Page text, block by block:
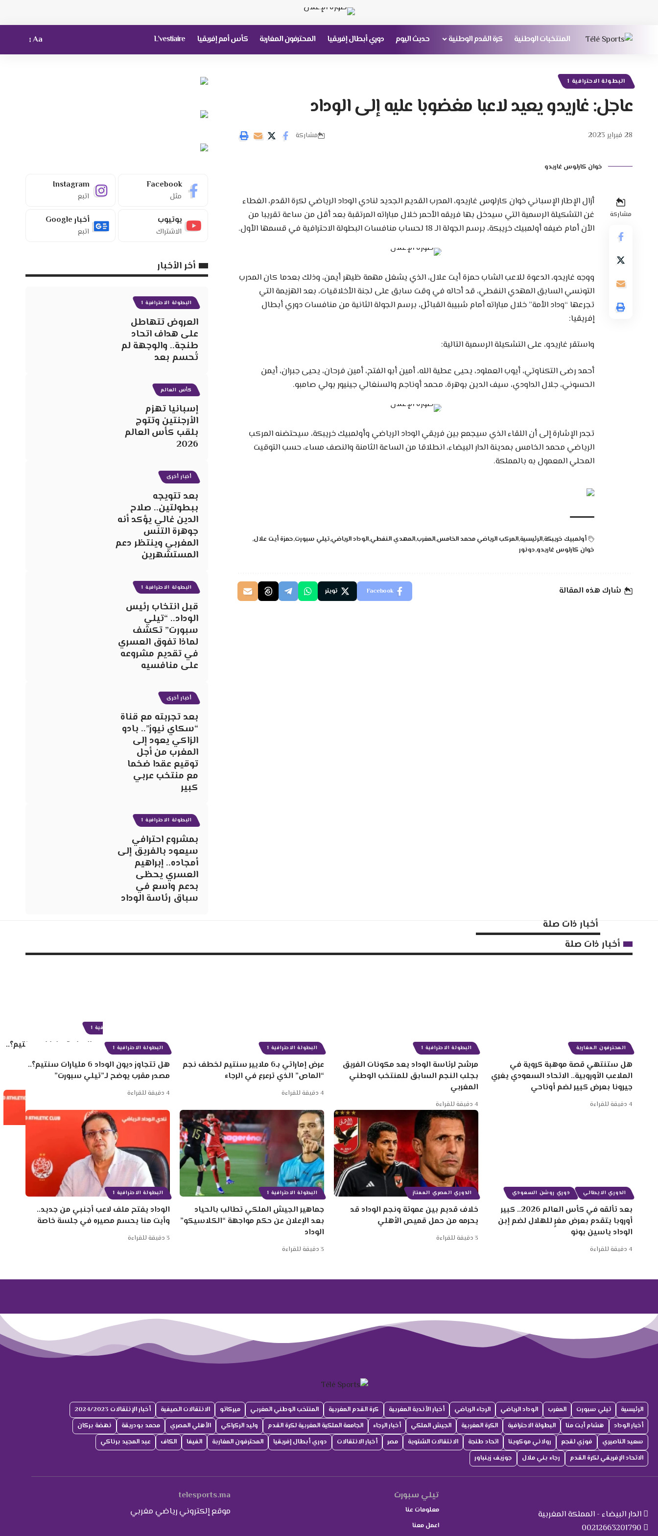
المنتخبات الوطنية كرة القدم الوطنية حديث اليوم دوري أبطال إفريقيا المحترفون المغاربة كأس أمم إفريقيا L’vestiaire
Aa
البطولة الاحترافية 1
عاجل: غاريدو يعيد لاعبا مغضوبا عليه إلى الوداد
28 فبراير 2023 مشاركة
خوان كارلوس غاريدو
مشاركة
أزال الإطار الإسباني خوان كارلوس غاريدو، المدرب القديم الجديد لنادي الوداد الرياضي لكرة القدم، الغطاء
غن التشكيلة الرسمية التي سيدخل بها فريقه الأحمر خلال مباراته المرتقبة بعد أقل من ساعة تقريبا من
الأن أمام ضيفه أولمبيك خريبكة، برسم الجولة الـ 18 لحساب منافسات البطولة الاحترافية في قسمها الأول.
ووجه غاريدو، الدعوة للاعب الشاب حمزة أيت علال، الذي يشغل مهمة ظيهر أيمن، وذلك بعدما كان المدرب
التونسي السابق المهدي النفطي، قد أحاله في وقت سابق على لجنة الأخلاقيات، بعد الهزيمة التي
تجرعها “وداد الأمة” خلال مباراته أمام شبيبة القبائل، برسم الجولة الثانية من منافسات دوري أبطال
إفريقيا:
واستقر غاريدو، على التشكيلة الرسمية التالية:
أحمد رضى التكناوتي، أيوب العملود، يحيى عطية الله، أمين أبو الفتح، أمين فرحان، يحيى جبران، أيمن
الحسوني، جلال الداودي، سيف الدين بوهرة، محمد أوناجم والسنغالي جينيور بولي صامبو.
تجدر الإشارة إلى أن اللقاء الذي سيجمع بين فريقي الوداد الرياضي وأولمبيك خريبكة، سيحتضنه المركب
الرياضي محمد الخامس بمدينة الدار البيضاء، انطلاقا من الساعة الثامنة والنصف مساء، حسب التوقيت
المحلي المعمول به بالمملكة.
أولمبيك خريبكة الرئيسية المركب الرياضي محمد الخامس المغرب المهدي النفطي الوداد الرياضي تيلي سبورت حمزة أيت علال
خوان كارلوس غاريدو دونور
شارك هذه المقالة Facebook تويتر
Facebook
مثل
Instagram
اتبع
يوتيوب
الاشتراك
أخبار Google
اتبع
أخر الأخبار
البطولة الاحترافية 1
العروض تتهاطل
على هداف اتحاد
طنجة.. والوجهة لم
تُحسم بعد
كأس العالم
إسبانيا تهزم
الأرجنتين وتتوج
بلقب كأس العالم
2026
أخبار أخرى
بعد تتويجه
ببطولتين.. صلاح
الدين غالي يؤكد أنه
جوهرة التنس
المغربي وينتظر دعم
المستشهرين
البطولة الاحترافية 1
قبل انتخاب رئيس
الوداد.. “تيلي
سبورت” تكشف
لماذا تفوق العسري
في تقديم مشروعه
على منافسيه
أخبار أخرى
بعد تجربته مع قناة
“سكاي نيوز”.. بادو
الزاكي يعود إلى
المغرب من أجل
توقيع عقدا ضخما
مع منتخب عربي
كبير
البطولة الاحترافية 1
بمشروع احترافي
سيعود بالفريق إلى
أمجاده.. إبراهيم
العسري يحظى
بدعم واسع في
سباق رئاسة الوداد
أخبار ذات صلة
المحترفون المغاربة
هل ستنتهي قصة موهبة كروية في
الملاعب الأوروبية.. الاتحاد السعودي يغري
جيرونا بعرض كبير لضم أوناحي
4 دقيقة للقراءة
البطولة الاحترافية 1
مرشح لرئاسة الوداد يعد مكونات الفريق
بجلب النجم السابق للمنتخب الوطني
المغربي
4 دقيقة للقراءة
البطولة الاحترافية 1
عرض إماراتي بـ6 ملايير سنتيم لخطف نجم
“الماص” الذي ترعرع في الرجاء
4 دقيقة للقراءة
البطولة الاحترافية 1
هل تتجاوز ديون الوداد 6 مليارات سنتيم؟..
مصدر مقرب يوضح لـ”تيلي سبورت”
4 دقيقة للقراءة
الدوري الايطالي دوري روشن السعودي
بعد تألقه في كأس العالم 2026.. كبير
أوروبا يتقدم بعرض مغرٍ للهلال لضم إبن
الوداد ياسين بونو
4 دقيقة للقراءة
الدوري المصري الممتاز
خلاف قديم بين عموتة ونجم الوداد قد
يحرمه من حمل قميص الأهلي
3 دقيقة للقراءة
البطولة الاحترافية 1
جماهير الجيش الملكي تطالب بالحياد
بعد الإعلان عن حكم مواجهة “الكلاسيكو”
الوداد
3 دقيقة للقراءة
البطولة الاحترافية 1
الوداد يفتح ملف لاعب أجنبي من جديد..
وأيت منا يحسم مصيره في جلسة خاصة
3 دقيقة للقراءة
الرئيسية تيلي سبورت المغرب الوداد الرياضي الرجاء الرياضي أخبار الأندية المغربية كرة القدم المغربية المنتخب الوطني المغربي ميركاتو الانتقالات الصيفية
أخبار الإنتقالات 2024/2023
أخبار الوداد
هشام أيت منا البطولة الاحترافية الكرة المغربية الجيش الملكي أخبار الرجاء الجامعة الملكية المغربية لكرة القدم وليد الركراكي الأهلي المصري محمد بودريقة
نهضة بركان
سعيد الناصيري
فوزي لقجع رولاني موكوينا اتحاد طنجة الانتقالات الشتوية مصر أخبار الانتقالات دوري أبطال إفريقيا المحترفون المغاربة الفيفا الكاف
عبد المجيد برناكي
الاتحاد الإفريقي لكرة القدم
رجاء بني ملال جوزيف زينباور
الدار البيضاء - المملكة المغربية
00212663201790
تيلي سبورت
معلومات عنا
اعمل معنا
telesports.ma
موقع إلكتروني رياضي مغربي